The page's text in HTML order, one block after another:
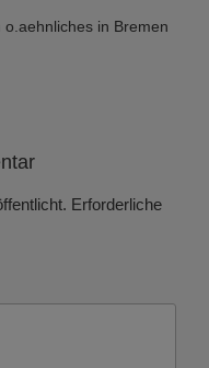
in Bremen
Erforderliche